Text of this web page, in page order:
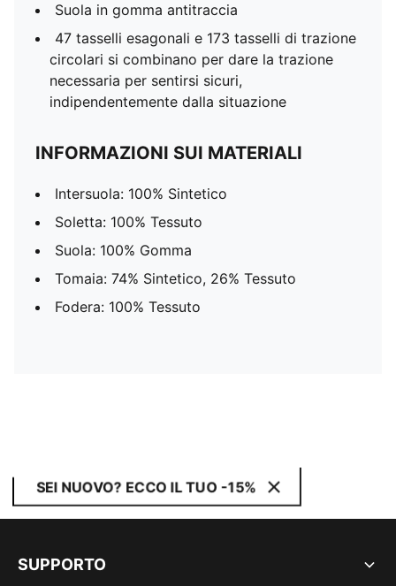
Suola in gomma antitraccia
47 tasselli esagonali e 173 tasselli di trazione
circolari si combinano per dare la trazione
necessaria per sentirsi sicuri,
indipendentemente dalla situazione
INFORMAZIONI SUI MATERIALI
Intersuola: 100% Sintetico
Soletta: 100% Tessuto
Suola: 100% Gomma
Tomaia: 74% Sintetico, 26% Tessuto
Fodera: 100% Tessuto
SEI NUOVO? ECCO IL TUO -15%
SUPPORTO